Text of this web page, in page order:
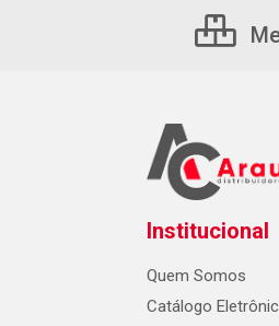
Institucional
Quem Somos
Catálogo